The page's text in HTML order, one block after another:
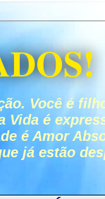
Você é
é
é Amor
já estão